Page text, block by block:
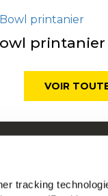
tracking
printanier
VOIR
nous engagent